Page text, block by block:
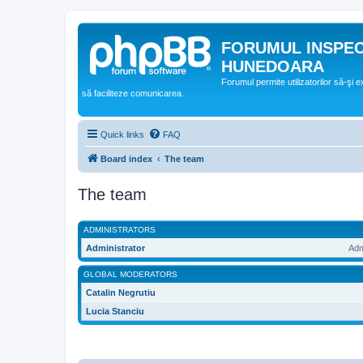
FORUMUL
HUNEDOARA
Forumul permite utilizatorilor să-şi
să faciliteze comunicarea.
Quick links FAQ
Board index The team
The team
ADMINISTRATORS
Administrator
GLOBAL MODERATORS
Catalin Negrutiu
Lucia Stanciu